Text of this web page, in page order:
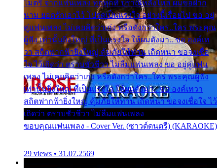
ไมตรี จากแฟนเพลง ทุกทุกที่ ปราณีหลั่งไหล ผมขอฝาก
นาม ยอดรักเอาไว้ โปรดเป็นแรงใจ อย่างนี้เรื่อยไป ขอ อยู่
คู่แฟนเพลง ไม่เคยคิดว่าเก่ง หรือดังกว่าใคร..ใคร พระคุณ
ผู้ฟัง เท่านั้นยิ่งใหญ่ ที่เป็นแรงใจ ให้ผมดังมา.. ขอ องค์เท
วา สถิตฟากฟ้ายิ่งใหญ่ คุ้มภัยให้ท่าน เถิดหนา ขอจงเชื่อ
ใจ ไว้เถิดว่า ตราบชั่วชีวา ไม่ลืมแฟนเพลง ขอ อยู่คู่แฟน
เพลง ไม่เคยคิดว่าเก่ง หรือดังกว่าใคร..ใคร พระคุณผู้ฟัง
เท่านั้นยิ่งใหญ่ ที่เป็นแรงใจ ให้ผมดังมา.. ขอ องค์เทวา
สถิตฟากฟ้ายิ่งใหญ่ คุ้มภัยให้ท่าน เถิดหนา ขอจงเชื่อใจ ไว้
เถิดว่า ตราบชั่วชีวา ไม่ลืมแฟนเพลง
ขอบคุณแฟนเพลง - Cover Ver. (ซาวด์ดนตรี) (KARAOKE)
29 views • 31.07.2569